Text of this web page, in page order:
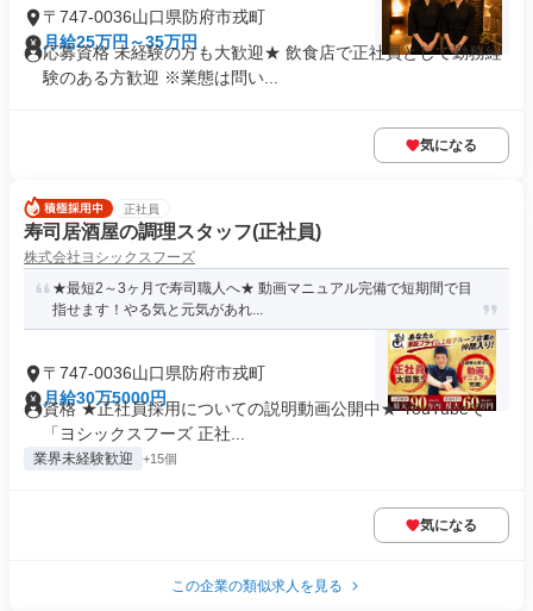
〒747-0036山口県防府市戎町
月給25万円～35万円
応募資格 未経験の方も大歓迎★ 飲食店で正社員として勤務経
験のある方歓迎 ※業態は問い...
気になる
正社員
寿司居酒屋の調理スタッフ(正社員)
株式会社ヨシックスフーズ
★最短2～3ヶ月で寿司職人へ★ 動画マニュアル完備で短期間で目
指せます！やる気と元気があれ...
〒747-0036山口県防府市戎町
月給30万5000円
資格 ★正社員採用についての説明動画公開中★ YouTubeで
「ヨシックスフーズ 正社...
業界未経験歓迎 +15個
気になる
この企業の類似求人を見る